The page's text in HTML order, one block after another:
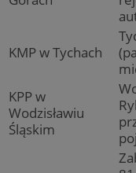
KMP w Tychach
KPP w
Wodzisławiu
Śląskim